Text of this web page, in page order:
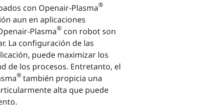
con Openair-Plasma®
aun en aplicaciones
Plasma® con robot son
La configuración de las
puede maximizar los
de los procesos. Entretanto, el
®también propicia una
alta que puede